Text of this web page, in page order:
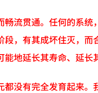
流贯通。任何的系统
，有其成坏住灭，而
地延长其寿命、延长
没有完全发育起来。